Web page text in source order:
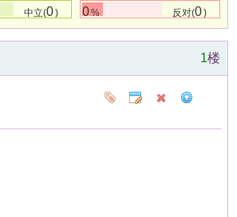
中立(0) 0% 反对(0)
1楼